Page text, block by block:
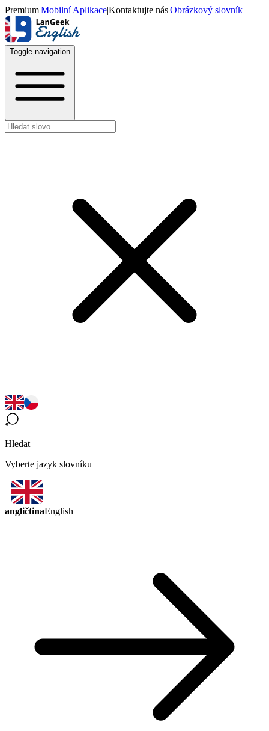
Premium|Mobilní Aplikace|Kontaktujte nás|Obrázkový slovník
Toggle navigation
Hledat
Vyberte jazyk slovníku
angličtinaEnglish